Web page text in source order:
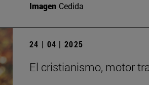
Imagen Cedida
24 | 04 | 2025
El cristianismo, motor